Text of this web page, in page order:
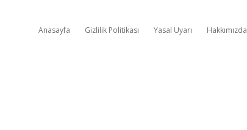
Anasayfa Gizlilik Politikası Yasal Uyarı Hakkımızda